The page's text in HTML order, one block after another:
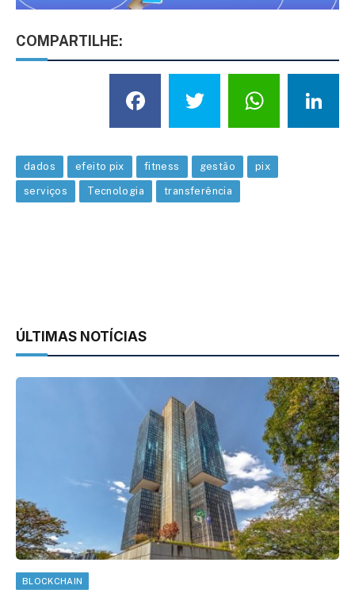
COMPARTILHE:
Facebook
Twitter
dados efeito pix fitness gestão pix
serviços Tecnologia transferência
ÚLTIMAS NOTÍCIAS
BLOCKCHAIN